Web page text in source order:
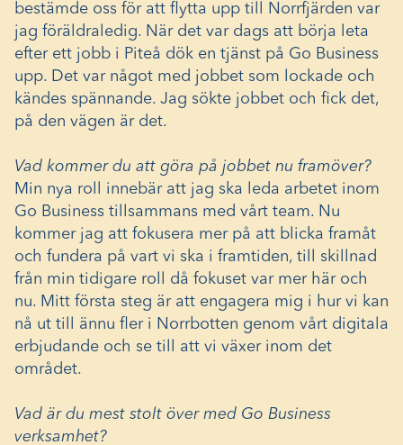
bestämde oss för att flytta upp till Norrfjärden var
jag föräldraledig. När det var dags att börja leta
efter ett jobb i Piteå dök en tjänst på Go Business
upp. Det var något med jobbet som lockade och
kändes spännande. Jag sökte jobbet och fick det,
på den vägen är det.
Vad kommer du att göra på jobbet nu framöver?
Min nya roll innebär att jag ska leda arbetet inom
Go Business tillsammans med vårt team. Nu
kommer jag att fokusera mer på att blicka framåt
och fundera på vart vi ska i framtiden, till skillnad
från min tidigare roll då fokuset var mer här och
nu. Mitt första steg är att engagera mig i hur vi kan
nå ut till ännu fler i Norrbotten genom vårt digitala
erbjudande och se till att vi växer inom det
området.
Vad är du mest stolt över med Go Business
verksamhet?